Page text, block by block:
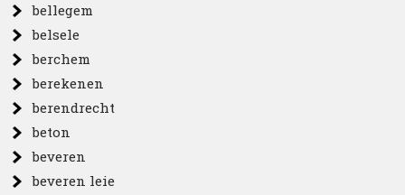
bellegem
belsele
berchem
berekenen
berendrecht
beton
beveren
beveren leie